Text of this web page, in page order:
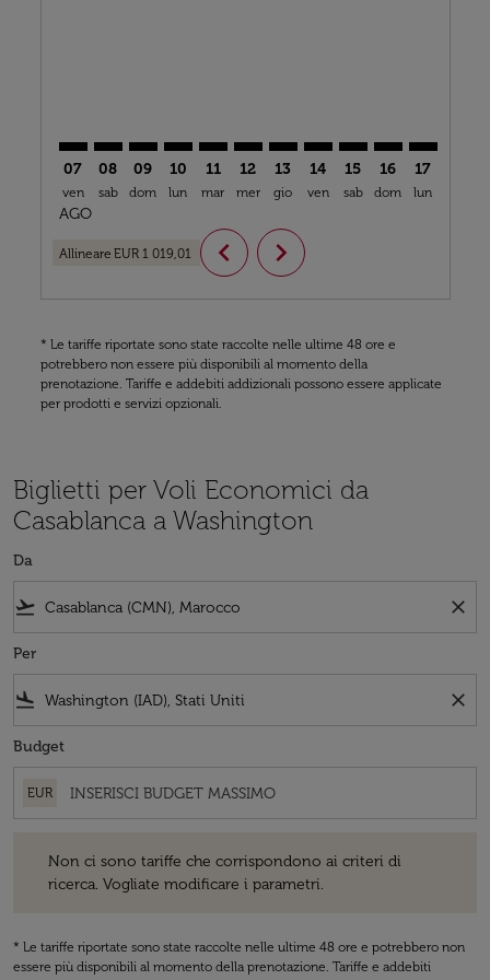
07
ven
AGO
08
sab
09
dom
10
lun
11
mar
12
mer
13
gio
14
ven
15
sab
16
dom
17
lun
Allineare EUR 1 019,01 chevron_left chevron_right
* Le tariffe riportate sono state raccolte nelle ultime 48 ore e
potrebbero non essere più disponibili al momento della
prenotazione. Tariffe e addebiti addizionali possono essere applicate
per prodotti e servizi opzionali.
Biglietti per Voli Economici da
Casablanca a Washington
Da
flight_takeoff close
Per
flight_land close
Budget
EUR
Non ci sono tariffe che corrispondono ai criteri di
ricerca. Vogliate modificare i parametri.
* Le tariffe riportate sono state raccolte nelle ultime 48 ore e potrebbero non
essere più disponibili al momento della prenotazione. Tariffe e addebiti